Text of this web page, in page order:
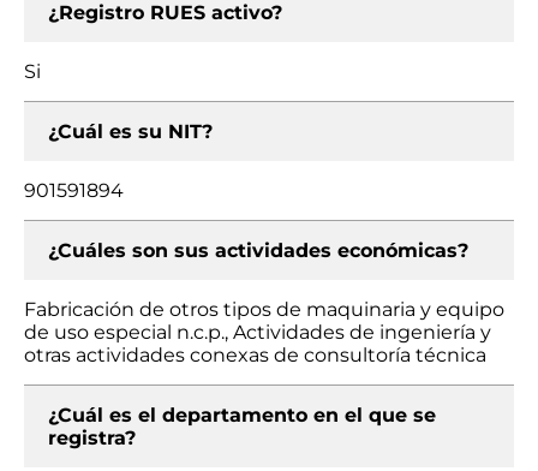
¿Registro RUES activo?
Si
¿Cuál es su NIT?
901591894
¿Cuáles son sus actividades económicas?
Fabricación de otros tipos de maquinaria y equipo
de uso especial n.c.p., Actividades de ingeniería y
otras actividades conexas de consultoría técnica
¿Cuál es el departamento en el que se
registra?